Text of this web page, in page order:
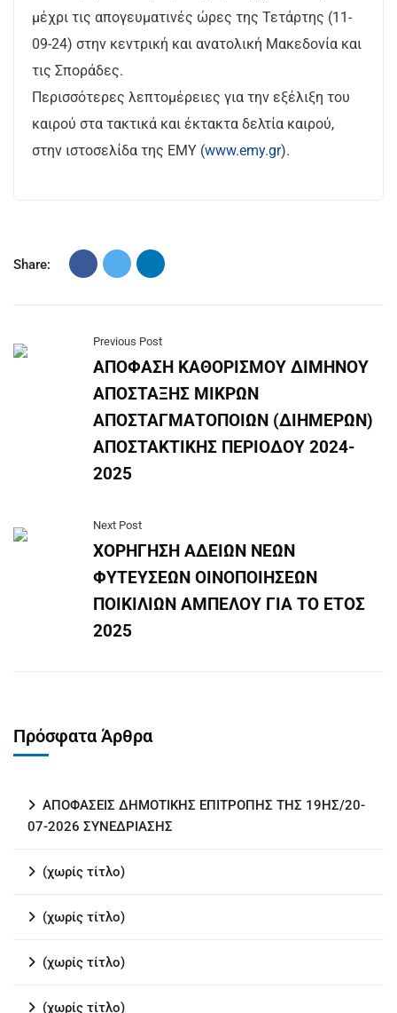
μέχρι τις απογευματινές ώρες της Τετάρτης (11-
09-24) στην κεντρική και ανατολική Μακεδονία και
τις Σποράδες.
Περισσότερες λεπτομέρειες για την εξέλιξη του
καιρού στα τακτικά και έκτακτα δελτία καιρού,
στην ιστοσελίδα της ΕΜΥ (www.emy.gr).
Share:
Previous Post
ΑΠΟΦΑΣΗ ΚΑΘΟΡΙΣΜΟΥ ΔΙΜΗΝΟΥ
ΑΠΟΣΤΑΞΗΣ ΜΙΚΡΩΝ
ΑΠΟΣΤΑΓΜΑΤΟΠΟΙΩΝ (ΔΙΗΜΕΡΩΝ)
ΑΠΟΣΤΑΚΤΙΚΗΣ ΠΕΡΙΟΔΟΥ 2024-
2025
Next Post
ΧΟΡΗΓΗΣΗ ΑΔΕΙΩΝ ΝΕΩΝ
ΦΥΤΕΥΣΕΩΝ ΟΙΝΟΠΟΙΗΣΕΩΝ
ΠΟΙΚΙΛΙΩΝ ΑΜΠΕΛΟΥ ΓΙΑ ΤΟ ΕΤΟΣ
2025
Πρόσφατα Άρθρα
ΑΠΟΦΑΣΕΙΣ ΔΗΜΟΤΙΚΗΣ ΕΠΙΤΡΟΠΗΣ ΤΗΣ 19ΗΣ/20-
07-2026 ΣΥΝΕΔΡΙΑΣΗΣ
(χωρίς τίτλο)
(χωρίς τίτλο)
(χωρίς τίτλο)
(χωρίς τίτλο)